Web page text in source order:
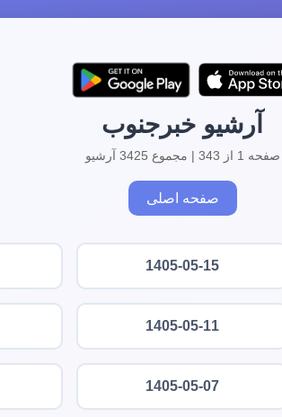
آرشیو خبرجنوب
صفحه 1 از 343 | مجموع 3425 آرشیو
صفحه اصلی
1405-05-15
1405-05-11
1405-05-07